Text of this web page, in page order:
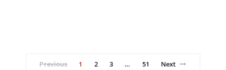
Previous 1 2 3 … 51 Next